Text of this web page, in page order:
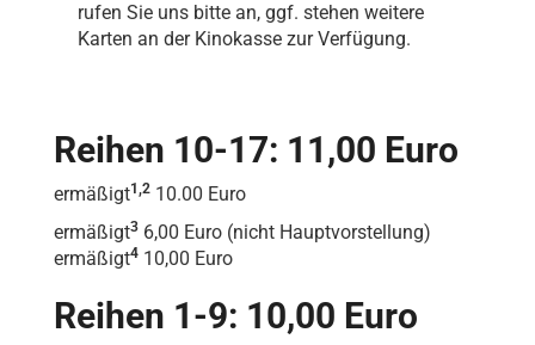
rufen Sie uns bitte an, ggf. stehen weitere
Karten an der Kinokasse zur Verfügung.
Reihen 10-17: 11,00 Euro
ermäßigt1,2 10.00 Euro
ermäßigt3 6,00 Euro (nicht Hauptvorstellung)
ermäßigt4 10,00 Euro
Reihen 1-9: 10,00 Euro